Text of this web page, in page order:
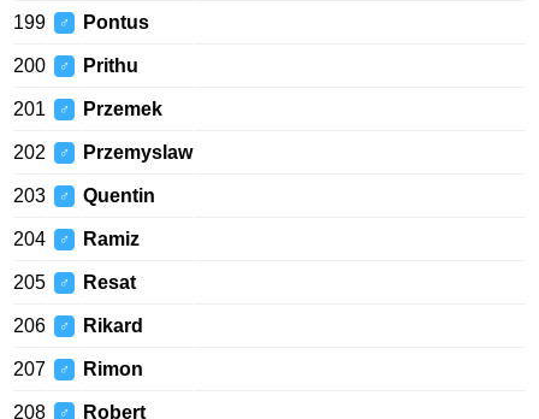
199 ♂ Pontus
200 ♂ Prithu
201 ♂ Przemek
202 ♂ Przemyslaw
203 ♂ Quentin
204 ♂ Ramiz
205 ♂ Resat
206 ♂ Rikard
207 ♂ Rimon
208 ♂ Robert